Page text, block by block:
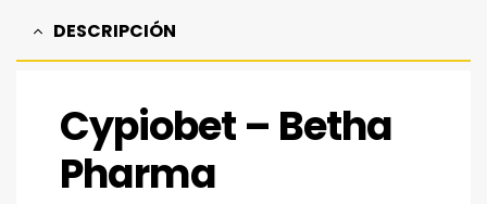
DESCRIPCIÓN
Cypiobet – Betha
Pharma